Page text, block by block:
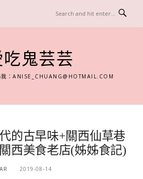
吃鬼芸芸
：ANISE_CHUANG@HOTMAIL.COM
的古早味+關西仙草巷
西美食老店(姊姊食記)
2019-08-14